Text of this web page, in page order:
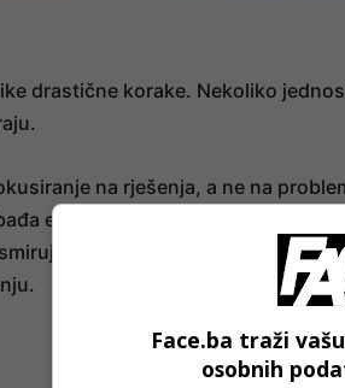
drastične korake. Nekoliko
na rješenja, a ne na
endorfine koji podižu
napetost. Male geste
Face.ba traži
osobnih